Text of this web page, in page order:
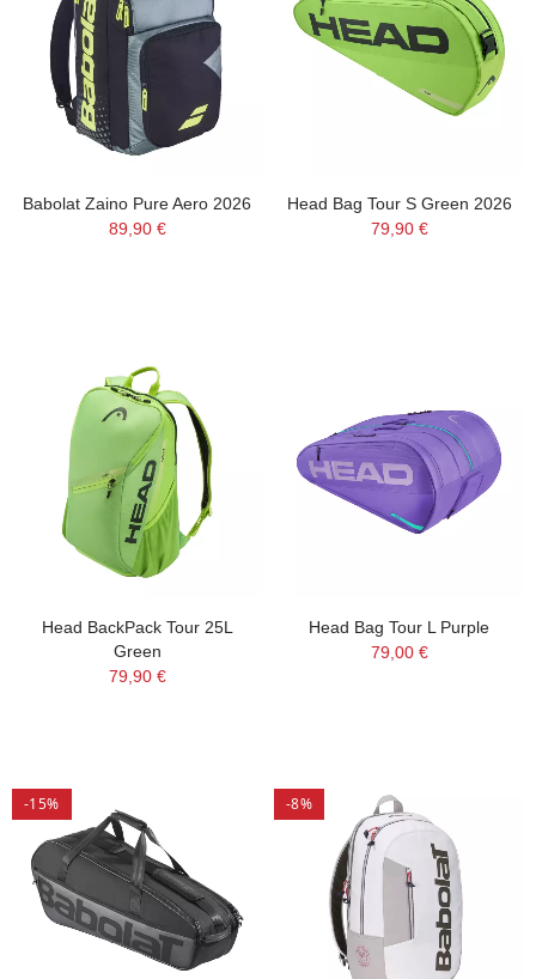
Babolat Zaino Pure Aero 2026
89,90 €
Head Bag Tour S Green 2026
79,90 €
Head BackPack Tour 25L
Green
79,90 €
Head Bag Tour L Purple
79,00 €
-15% -8%